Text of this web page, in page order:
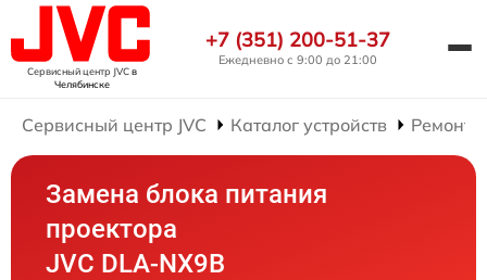
Сервисный центр JVCв
Челябинске
+7 (351) 200-51-37
Ежедневно с 9:00 до 21:00
Сервисный центр JVC Каталог устройств Ремонт
Замена блока питания
проектора
JVC DLA-NX9B